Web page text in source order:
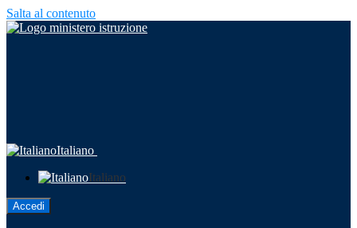
Salta al contenuto
Italiano
Italiano
Accedi